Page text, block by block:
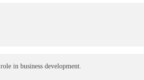
in business development.